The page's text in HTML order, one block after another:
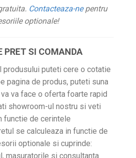
Contacteaza-nepentru
optionale!
PRET SI COMANDA
produsului puteti cere o cotatie
pagina de produs, puteti suna
va face o oferta foarte rapid
showroom-ul nostru si veti
functie de cerintele
se calculeaza in functie de
optionale si cuprinde:
masuratorile si consultanta